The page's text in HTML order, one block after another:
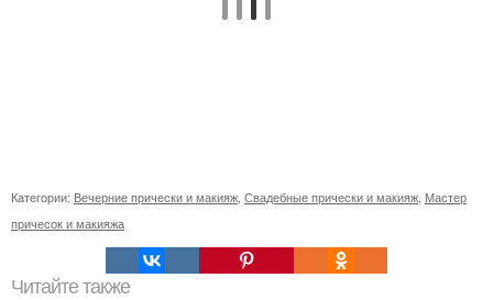
Категории: Вечерние прически и макияж Свадебные прически и макияж Мастер
причесок и макияжа
Читайте также